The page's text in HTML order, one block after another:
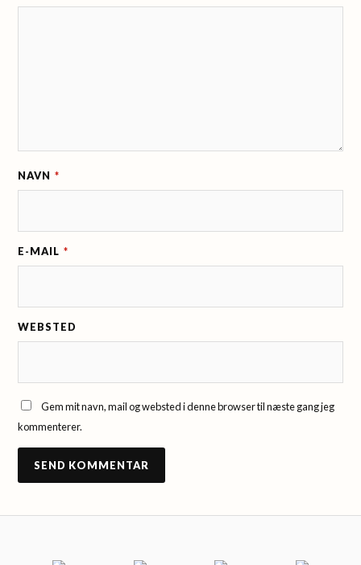
NAVN *
E-MAIL *
WEBSTED
Gem mit navn, mail og websted i denne browser til næste gang jeg
kommenterer.